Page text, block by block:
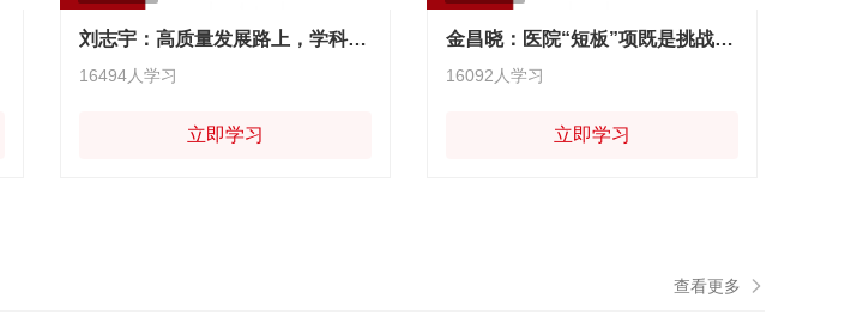
刘志宇：高质量发展路上，学科建设需要那些“变”与“不变”
16494人学习
立即学习
金昌晓：医院“短板”项既是挑战也是机遇
16092人学习
立即学习
查看更多